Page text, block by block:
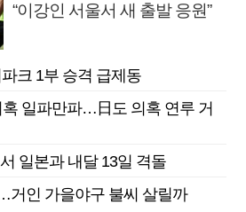
“이강인 서울서 새 출발 응원”
크 1부 승격 급제동
혹 일파만파…日도 의혹 연루 거
일본과 내달 13일 격돌
거인 가을야구 불씨 살릴까